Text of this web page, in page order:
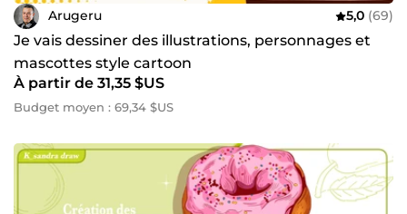
Arugeru 5,0 (69)
Je vais dessiner des illustrations, personnages et
mascottes style cartoon
À partir de 31,35 $US
Budget moyen : 69,34 $US